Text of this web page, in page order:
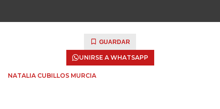
GUARDAR
UNIRSE A WHATSAPP
NATALIA CUBILLOS MURCIA